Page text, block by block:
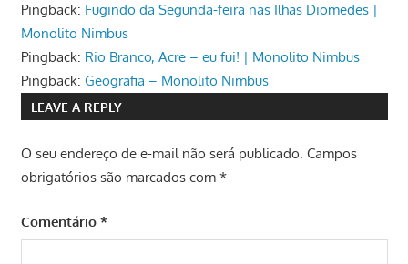
Pingback: Fugindo da Segunda-feira nas Ilhas Diomedes |
Monolito Nimbus
Pingback: Rio Branco, Acre – eu fui! | Monolito Nimbus
Pingback: Geografia – Monolito Nimbus
LEAVE A REPLY
O seu endereço de e-mail não será publicado. Campos
obrigatórios são marcados com *
Comentário *